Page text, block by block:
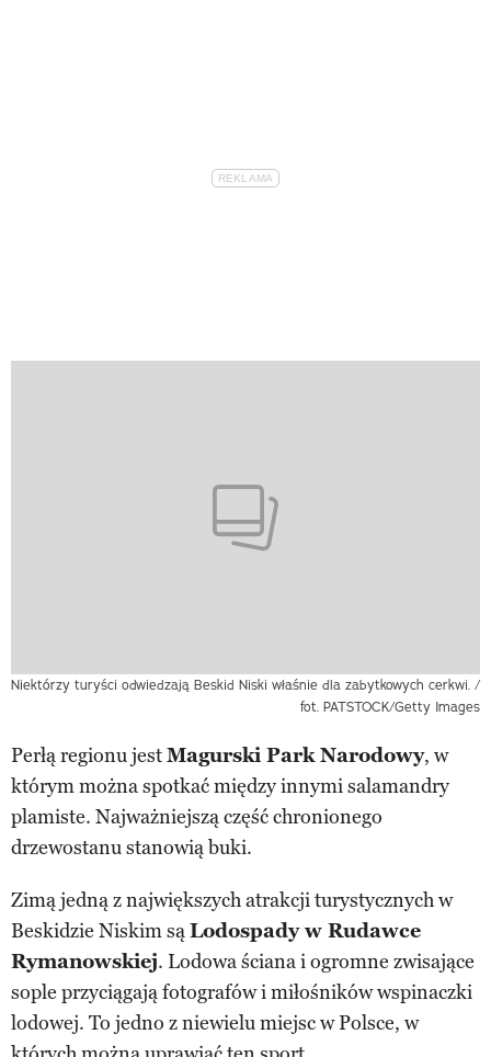
Niektórzy turyści odwiedzają Beskid Niski właśnie dla zabytkowych cerkwi. /
fot. PATSTOCK/Getty Images
Perłą regionu jestMagurski Park Narodowy, w
którym można spotkać między innymi salamandry
plamiste. Najważniejszą część chronionego
drzewostanu stanowią buki.
Zimą jedną z największych atrakcji turystycznych w
Beskidzie Niskim sąLodospady w Rudawce
Rymanowskiej. Lodowa ściana i ogromne zwisające
sople przyciągają fotografów i miłośników wspinaczki
lodowej. To jedno z niewielu miejsc w Polsce, w